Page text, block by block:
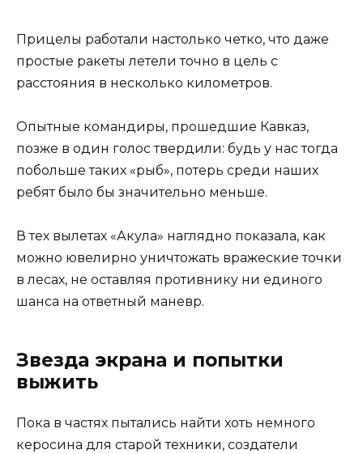
Прицелы работали настолько четко, что даже
простые ракеты летели точно в цель с
расстояния в несколько километров.
Опытные командиры, прошедшие Кавказ,
позже в один голос твердили: будь у нас тогда
побольше таких «рыб», потерь среди наших
ребят было бы значительно меньше.
В тех вылетах «Акула» наглядно показала, как
можно ювелирно уничтожать вражеские точки
в лесах, не оставляя противнику ни единого
шанса на ответный маневр.
Звезда экрана и попытки
выжить
Пока в частях пытались найти хоть немного
керосина для старой техники, создатели